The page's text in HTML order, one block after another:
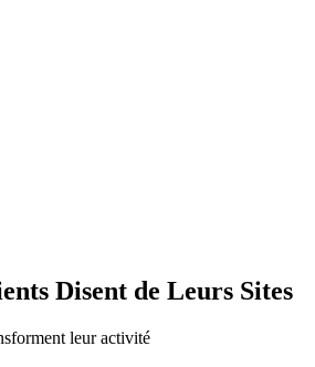
Disent de Leurs Sites
leur activité